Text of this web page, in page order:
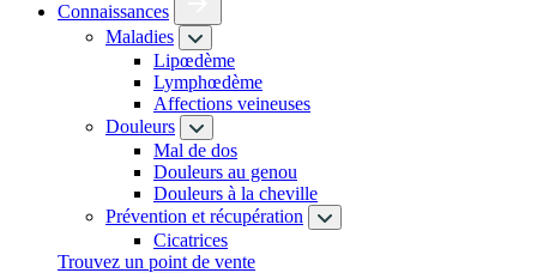
Connaissances
Maladies
Lipœdème
Lymphœdème
Affections veineuses
Douleurs
Mal de dos
Douleurs au genou
Douleurs à la cheville
Prévention et récupération
Cicatrices
Trouvez un point de vente